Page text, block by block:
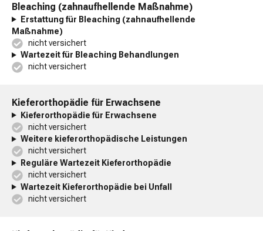
Bleaching (zahnaufhellende Maßnahme)
Erstattung für Bleaching (zahnaufhellende
Maßnahme)
nicht versichert
Wartezeit für Bleaching Behandlungen
nicht versichert
Kieferorthopädie für Erwachsene
Kieferorthopädie für Erwachsene
nicht versichert
Weitere kieferorthopädische Leistungen
nicht versichert
Reguläre Wartezeit Kieferorthopädie
nicht versichert
Wartezeit Kieferorthopädie bei Unfall
nicht versichert